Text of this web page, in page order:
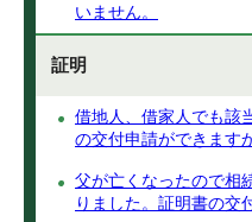
いません。
証明
借地人、借家人でも該
の交付申請ができます
父が亡くなったので相
りました。証明書の交